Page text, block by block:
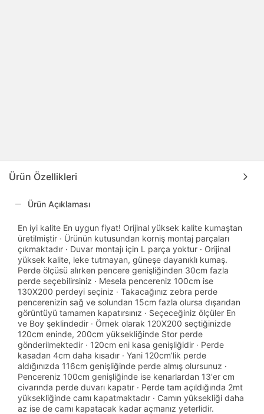
Ürün Özellikleri
Ürün Açıklaması
En iyi kalite En uygun fiyat! Orijinal yüksek kalite kumaştan
üretilmiştir · Ürünün kutusundan korniş montaj parçaları
çıkmaktadır · Duvar montajı için L parça yoktur · Orijinal
yüksek kalite, leke tutmayan, güneşe dayanıklı kumaş.
Perde ölçüsü alırken pencere genişliğinden 30cm fazla
perde seçebilirsiniz · Mesela pencereniz 100cm ise
130X200 perdeyi seçiniz · Takacağınız zebra perde
pencerenizin sağ ve solundan 15cm fazla olursa dışarıdan
görüntüyü tamamen kapatırsınız · Seçeceğiniz ölçüler En
ve Boy şeklindedir · Örnek olarak 120X200 seçtiğinizde
120cm eninde, 200cm yüksekliğinde Stor perde
gönderilmektedir · 120cm eni kasa genişliğidir · Perde
kasadan 4cm daha kısadır · Yani 120cm’lik perde
aldığınızda 116cm genişliğinde perde almış olursunuz ·
Pencereniz 100cm genişliğinde ise kenarlardan 13'er cm
civarında perde duvarı kapatır · Perde tam açıldığında 2mt
yüksekliğinde camı kapatmaktadır · Camın yüksekliği daha
az ise de camı kapatacak kadar açmanız yeterlidir.